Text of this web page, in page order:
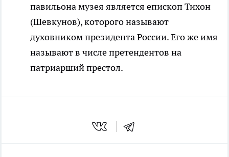
павильона музея является епископ Тихон
(Шевкунов), которого называют
духовником президента России. Его же имя
называют в числе претендентов на
патриарший престол.